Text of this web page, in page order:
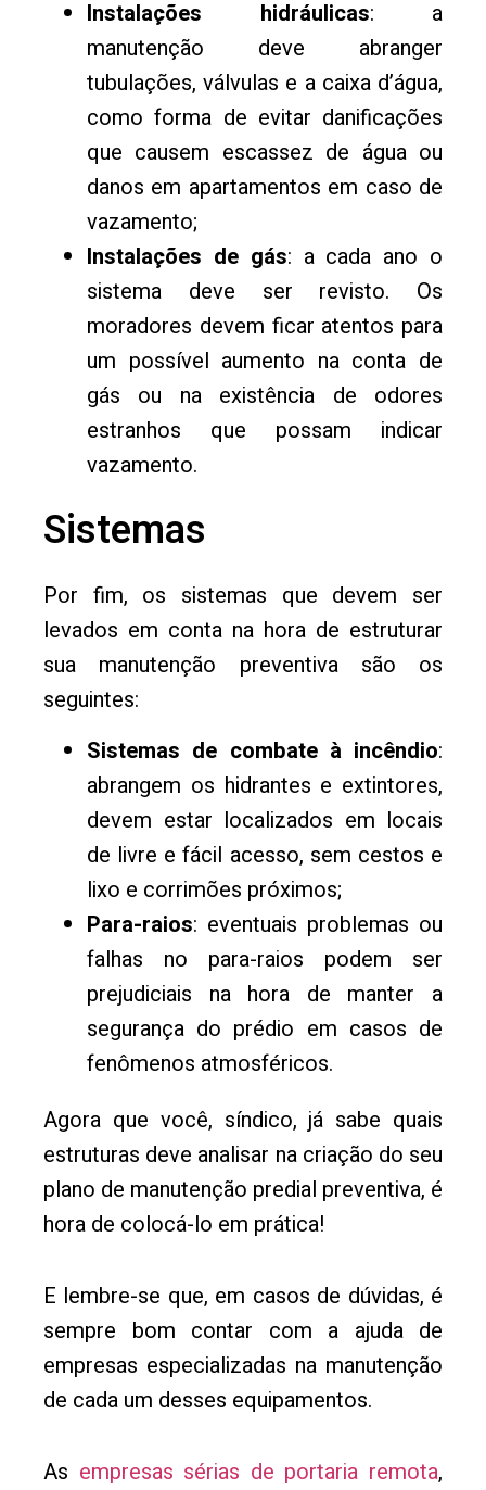
Instalações hidráulicas: a
manutenção deve abranger
tubulações, válvulas e a caixa d’água,
como forma de evitar danificações
que causem escassez de água ou
danos em apartamentos em caso de
vazamento;
Instalações de gás: a cada ano o
sistema deve ser revisto. Os
moradores devem ficar atentos para
um possível aumento na conta de
gás ou na existência de odores
estranhos que possam indicar
vazamento.
Sistemas
Por fim, os sistemas que devem ser
levados em conta na hora de estruturar
sua manutenção preventiva são os
seguintes:
Sistemas de combate à incêndio:
abrangem os hidrantes e extintores,
devem estar localizados em locais
de livre e fácil acesso, sem cestos e
lixo e corrimões próximos;
Para-raios: eventuais problemas ou
falhas no para-raios podem ser
prejudiciais na hora de manter a
segurança do prédio em casos de
fenômenos atmosféricos.
Agora que você, síndico, já sabe quais
estruturas deve analisar na criação do seu
plano de manutenção predial preventiva, é
hora de colocá-lo em prática!
E lembre-se que, em casos de dúvidas, é
sempre bom contar com a ajuda de
empresas especializadas na manutenção
de cada um desses equipamentos.
As empresas sérias de portaria remota,